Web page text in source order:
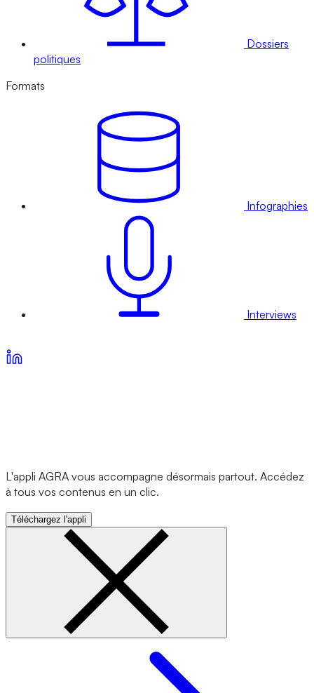
Dossiers
politiques
Formats
Infographies
Interviews
L'appli AGRA vous accompagne désormais partout. Accédez
à tous vos contenus en un clic.
Téléchargez l'appli